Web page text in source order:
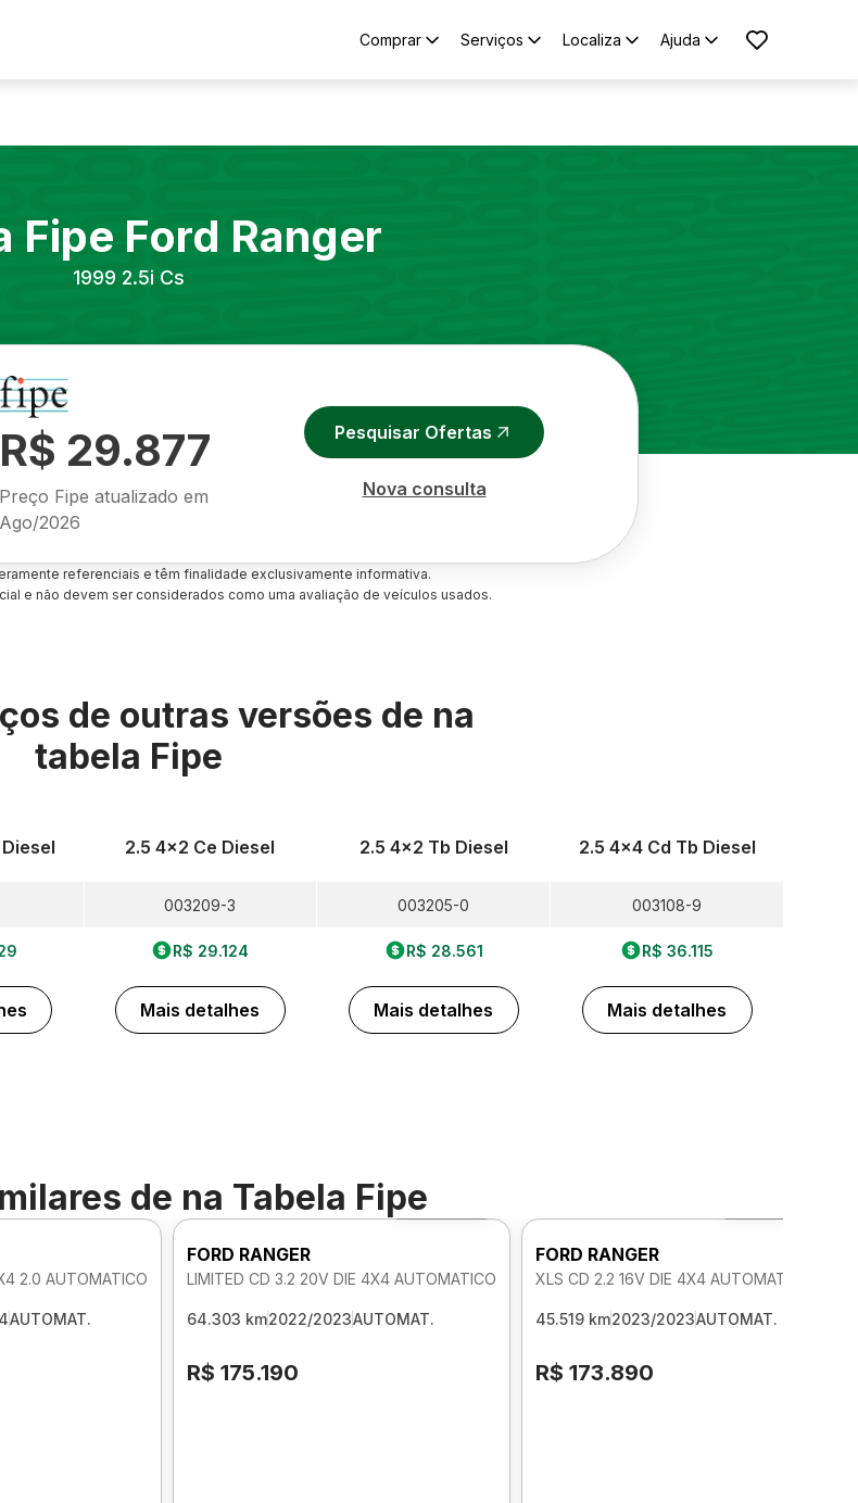
Comprar Serviços Localiza Ajuda
Fipe Ford Ranger
1999 2.5i Cs
R$ 29.877
Preço Fipe atualizado em
Ago/2026
Pesquisar Ofertas
Nova consulta
referenciais e têm finalidade exclusivamente informativa.
e não devem ser considerados como uma avaliação de veículos usados.
de outras versões de na
tabela Fipe
2.5 4x2 Ce Diesel
003209-3
R$ 29.124
Mais detalhes
2.5 4x2 Tb Diesel
003205-0
R$ 28.561
Mais detalhes
2.5 4x4 Cd Tb Diesel
003108-9
R$ 36.115
Mais detalhes
de na Tabela Fipe
2.0 AUTOMATICO
AUTOMAT.
Foto 360º
FORD RANGER
LIMITED CD 3.2 20V DIE 4X4 AUTOMATICO
64.303 km2022/2023AUTOMAT.
R$ 175.190
FORD RANGER
XLS CD 2.2 16V DIE 4X4 AUTOMATICO
45.519 km2023/2023AUTOMAT.
R$ 173.890